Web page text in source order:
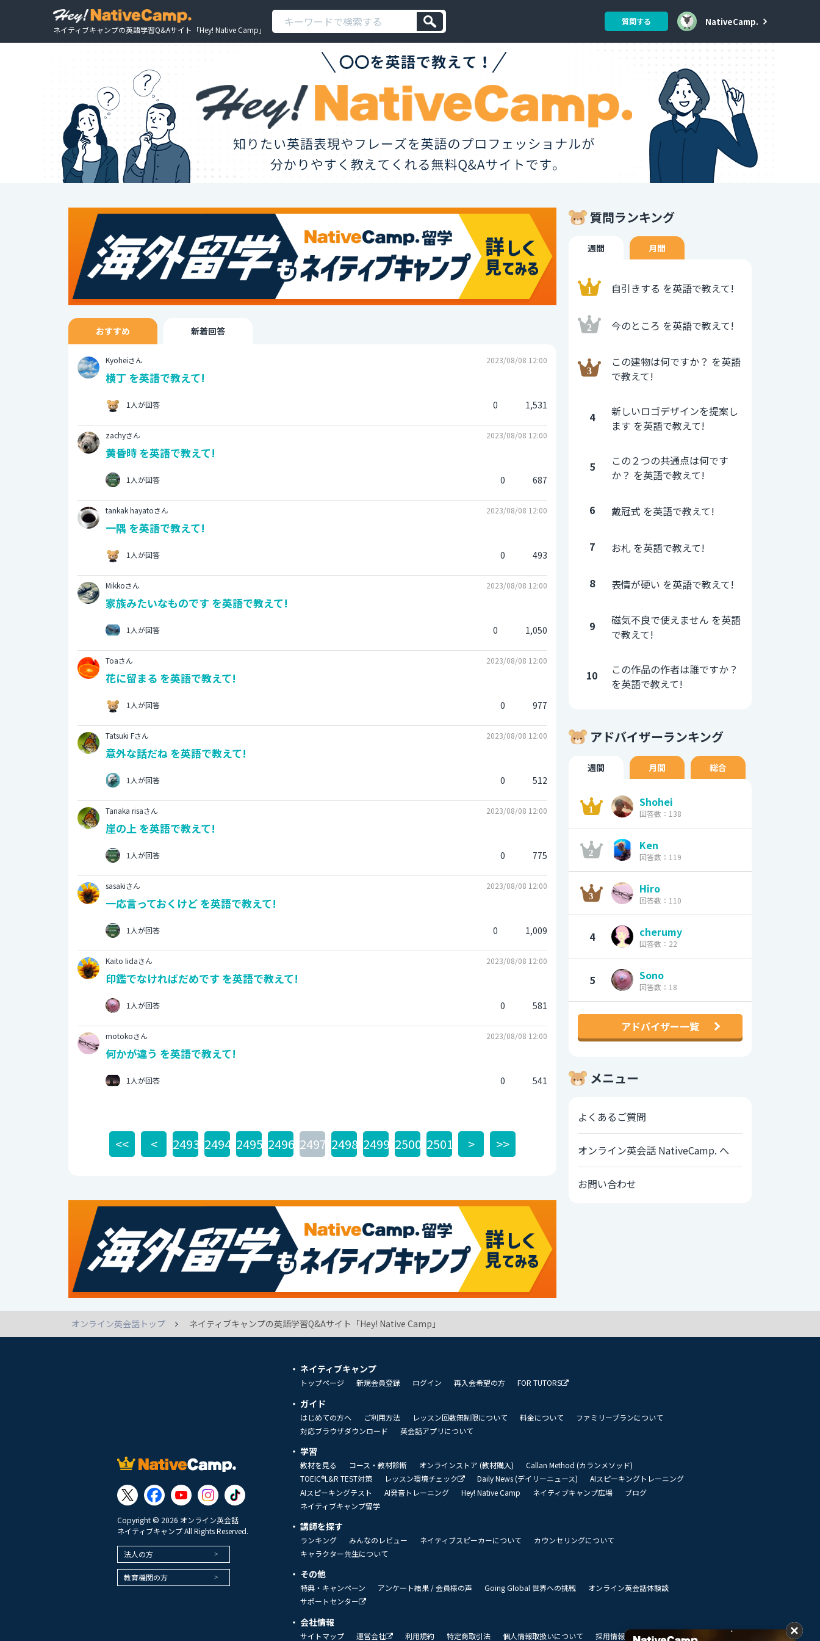
ネイティブキャンプの英語学習Q&Aサイト「Hey! Native Camp」
質問する NativeCamp.
おすすめ 新着回答
Kyoheiさん 2023/08/08 12:00
横丁 を英語で教えて!
1人が回答 0 1,531
zachyさん 2023/08/08 12:00
黄昏時 を英語で教えて!
1人が回答 0 687
tankak hayatoさん 2023/08/08 12:00
一隅 を英語で教えて!
1人が回答 0 493
Mikkoさん 2023/08/08 12:00
家族みたいなものです を英語で教えて!
1人が回答 0 1,050
Toaさん 2023/08/08 12:00
花に留まる を英語で教えて!
1人が回答 0 977
Tatsuki Fさん 2023/08/08 12:00
意外な話だね を英語で教えて!
1人が回答 0 512
Tanaka risaさん 2023/08/08 12:00
崖の上 を英語で教えて!
1人が回答 0 775
sasakiさん 2023/08/08 12:00
一応言っておくけど を英語で教えて!
1人が回答 0 1,009
Kaito Iidaさん 2023/08/08 12:00
印鑑でなければだめです を英語で教えて!
1人が回答 0 581
motokoさん 2023/08/08 12:00
何かが違う を英語で教えて!
1人が回答 0 541
<< < 2493 2494 2495 2496 2497 2498 2499 2500 2501 > >>
質問ランキング
週間 月間
自引きする を英語で教えて!
今のところ を英語で教えて!
この建物は何ですか？ を英語
で教えて!
4
新しいロゴデザインを提案し
ます を英語で教えて!
5
この２つの共通点は何です
か？ を英語で教えて!
6 戴冠式 を英語で教えて!
7 お札 を英語で教えて!
8 表情が硬い を英語で教えて!
9
磁気不良で使えません を英語
で教えて!
10
この作品の作者は誰ですか？
を英語で教えて!
アドバイザーランキング
週間 月間 総合
Shohei
回答数：138
Ken
回答数：119
Hiro
回答数：110
4 cherumy
回答数：22
5 Sono
回答数：18
アドバイザー一覧
メニュー
よくあるご質問
オンライン英会話 NativeCamp. へ
お問い合わせ
オンライン英会話トップ ネイティブキャンプの英語学習Q&Aサイト「Hey! Native Camp」
Copyright © 2026 オンライン英会話
ネイティブキャンプ All Rights Reserved.
法人の方
教育機関の方
ネイティブキャンプ
トップページ 新規会員登録 ログイン 再入会希望の方 FOR TUTORS
ガイド
はじめての方へ ご利用方法 レッスン回数無制限について 料金について
ファミリープランについて
対応ブラウザダウンロード
英会話アプリについて
学習
教材を見る コース・教材診断 オンラインストア (教材購入)
Callan Method (カランメソッド)
TOEIC®L&R TEST対策
レッスン環境チェック Daily News (デイリーニュース)
AIスピーキングトレーニング
AIスピーキングテスト
AI発音トレーニング Hey! Native Camp ネイティブキャンプ広場
ブログ
ネイティブキャンプ留学
講師を探す
ランキング みんなのレビュー ネイティブスピーカーについて
カウンセリングについて
キャラクター先生について
その他
特典・キャンペーン アンケート結果 / 会員様の声 Going Global 世界への挑戦
オンライン英会話体験談
サポートセンター
会社情報
サイトマップ 運営会社 利用規約 特定商取引法 個人情報取扱いについて 採用情報 私達のビジョン